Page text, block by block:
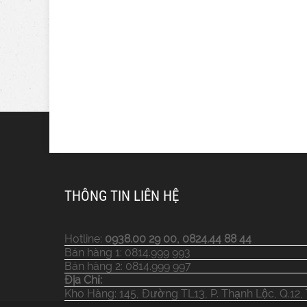
THÔNG TIN LIÊN HỆ
Hotline: 0938.00 29 00, 0824.44 88 44
Bán hàng 1: 0814.999 993
Bán hàng 2: 0814.999 997
Địa Chỉ:
Kho Hàng: 145, Đường TL13, P. Thạnh Lộc,